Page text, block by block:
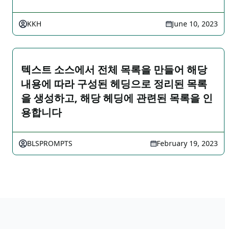
KKH June 10, 2023
텍스트 소스에서 전체 목록을 만들어 해당
내용에 따라 구성된 헤딩으로 정리된 목록
을 생성하고, 해당 헤딩에 관련된 목록을 인
용합니다
BLSPROMPTS February 19, 2023